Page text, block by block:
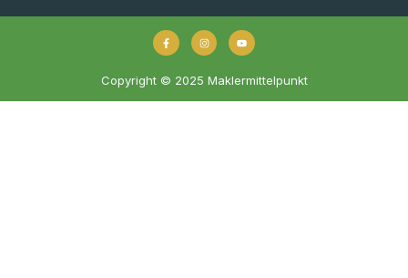
Copyright © 2025 Maklermittelpunkt